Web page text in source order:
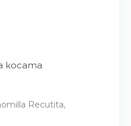
косата
Recutita,